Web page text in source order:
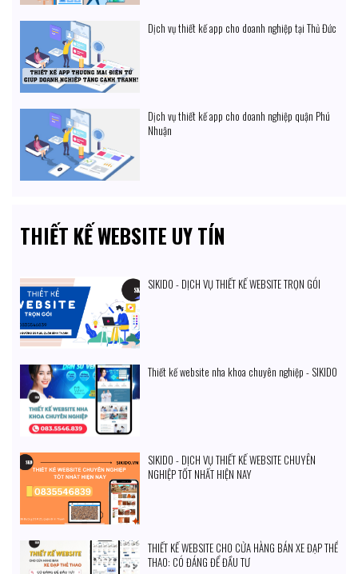
Dịch vụ thiết kế app cho doanh nghiệp tại Thủ Đức
Dịch vụ thiết kế app cho doanh nghiệp quận Phú
Nhuận
THIẾT KẾ WEBSITE UY TÍN
SIKIDO - DỊCH VỤ THIẾT KẾ WEBSITE TRỌN GÓI
Thiết kế website nha khoa chuyên nghiệp - SIKIDO
SIKIDO - DỊCH VỤ THIẾT KẾ WEBSITE CHUYÊN
NGHIỆP TỐT NHẤT HIỆN NAY
THIẾT KẾ WEBSITE CHO CỬA HÀNG BÁN XE ĐẠP THỂ
THAO: CÓ ĐÁNG ĐỂ ĐẦU TƯ